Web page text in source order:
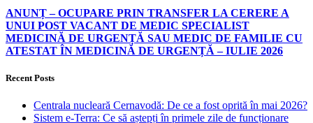
ANUNȚ – OCUPARE PRIN TRANSFER LA CERERE A
UNUI POST VACANT DE MEDIC SPECIALIST
MEDICINĂ DE URGENȚĂ SAU MEDIC DE FAMILIE CU
ATESTAT ÎN MEDICINĂ DE URGENȚĂ – IULIE 2026
Recent Posts
Centrala nucleară Cernavodă: De ce a fost oprită în mai 2026?
Sistem e-Terra: Ce să aștepți în primele zile de funcționare